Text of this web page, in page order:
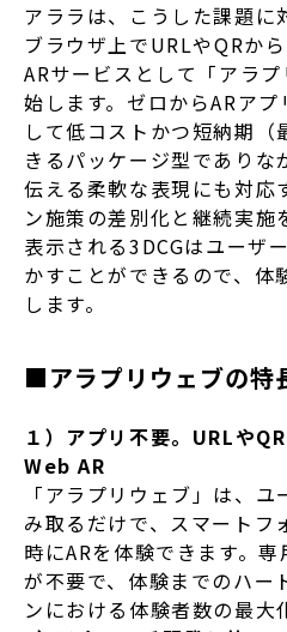
アララは、こうした課題に
ブラウザ上でURLやQRか
ARサービスとして「アラ
始します。ゼロからARア
して低コストかつ短納期（
きるパッケージ型でありな
伝える柔軟な表現にも対応
ン施策の差別化と継続実施
表示される3DCGはユーザ
かすことができるので、体
します。
■アラプリウェブの特
１）アプリ不要。URLや
Web AR
「アラプリウェブ」は、
み取るだけで、スマートフ
時にARを体験できます。
が不要で、体験までのハー
ンにおける体験者数の最大